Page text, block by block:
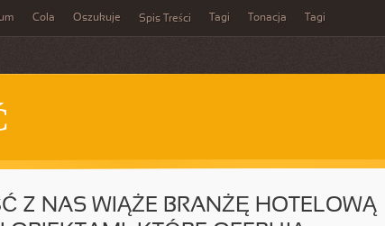
Cola Oszukuje Spis Treści Tagi Tonacja Tagi
Z NAS WIĄŻE BRANŻĘ HOTELOWĄ